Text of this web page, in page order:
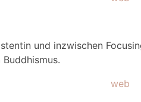
und inzwischen
web